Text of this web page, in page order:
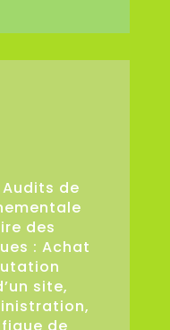
Audits de
des
: Achat
site,
de